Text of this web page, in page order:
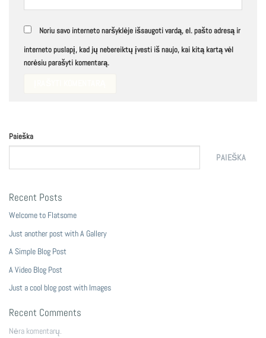
Noriu savo interneto naršyklėje išsaugoti vardą, el. pašto adresą ir
interneto puslapį, kad jų nebereiktų įvesti iš naujo, kai kitą kartą vėl
norėsiu parašyti komentarą.
Paieška
PAIEŠKA
Recent Posts
Welcome to Flatsome
Just another post with A Gallery
A Simple Blog Post
A Video Blog Post
Just a cool blog post with Images
Recent Comments
Nėra komentarų.